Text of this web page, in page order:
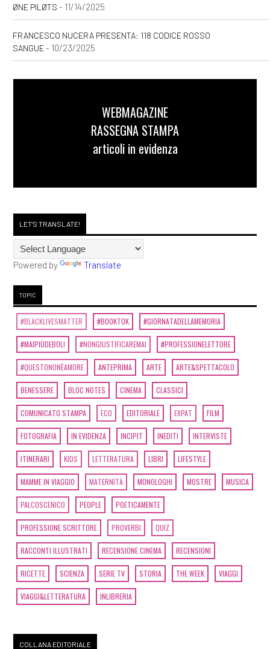
ØNE PILØTS - 11/14/2025
FRANCESCO NUCERA PRESENTA: 118 CODICE ROSSO
SANGUE- 10/23/2025
WEBMAGAZINE
RASSEGNA STAMPA
articoli in evidenza
LET'S TRANSLATE!
Powered by Translate
TOPIC
#BLACKLIVESMATTER #BOOKTOK #GIORNATADELLAMEMORIA
#MAIPIÙDEBOLI #NONGIUSTIFICAREMAI #PROFESSIONELETTORE
#QUESTONONÈAMORE ANTEPRIMA ARTE ARTE&SPETTACOLO
BENESSERE BLOC NOTES CINEMA CLASSICI
COMUNICATO STAMPA ECO EDITORIALE EXPAT FILM
FOTOGRAFIA IN EVIDENZA INCIPIT INEDITI INTERVISTE
ITINERARI KIDS LETTERATURA LIBRI LIFESTYLE
MAMME IN VIAGGIO MATERNITÀ MONOLOGHI MOSTRE MUSICA
PALCOSCENICO PEOPLE POETICAMENTE
PROFESSIONE SCRITTORE PROVERBI QUIZ
RACCONTI ILLUSTRATI RECENSIONE CINEMA RECENSIONI
RICETTE SCIENZA SERIE TV STORIA THE WEEK VIAGGI
VIAGGI&LETTERATURA INLIBRERIA
COLLANA EDITORIALE